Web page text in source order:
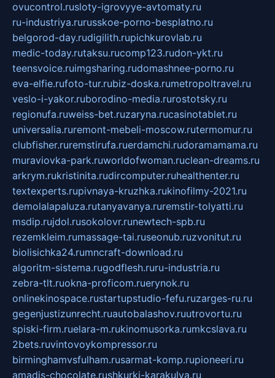
ovucontrol.rusloty-igrovyye-avtomaty.ru
ru-industriya.rurusskoe-porno-besplatno.ru
belgorod-day.rudigilith.rupichkurovlab.ru
medic-today.rutaksu.rucomp123.rudon-ykt.ru
teensvoice.ruimgsharing.rudomashnee-porno.ru
eva-elfie.rufoto-tur.rubiz-doska.rumetropoltravel.ru
veslo-i-yakor.ruborodino-media.rurostotsky.ru
regionufa.ruweiss-bet.ruzaryna.rucasinotablet.ru
universalia.ruremont-mebeli-moscow.rutermomur.ru
clubfisher.ruremstirufa.ruerdamchi.rudoramamama.ru
muraviovka-park.ruworldofwoman.ruclean-dreams.ru
arkrym.rukristinita.rudircomputer.ruhealthenter.ru
textexperts.rupivnaya-kruzhka.rukinofilmy-2021.ru
demolalapaluza.rutanyavanya.ruremstir-tolyatti.ru
msdip.rujdol.rusokolovr.runewtech-spb.ru
rezemkleim.rumassage-tai.ruseonub.ruzvonitut.ru
biolisichka24.rumncraft-download.ru
algoritm-sistema.rugodflesh.ruru-industria.ru
zebra-tlt.ruokna-proficom.ruerynok.ru
onlinekinospace.rustartupstudio-fefu.ruzarges-ru.ru
gegenjustizunrecht.ruautobalashov.ruutrovortu.ru
spiski-firm.ruelara-m.rukinomusorka.rumkcslava.ru
2bets.ruvintovoykompressor.ru
birminghamvsfulham.rusarmat-komp.rupioneeri.ru
amadis-chocolate.rushkurki-karakulya.ru